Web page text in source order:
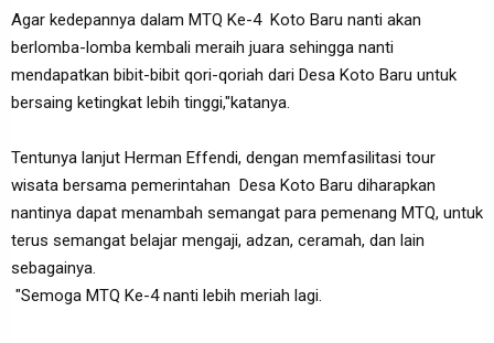
Agar kedepannya dalam MTQ Ke-4 Koto Baru nanti akan
berlomba-lomba kembali meraih juara sehingga nanti
mendapatkan bibit-bibit qori-qoriah dari Desa Koto Baru untuk
bersaing ketingkat lebih tinggi,"katanya.
Tentunya lanjut Herman Effendi, dengan memfasilitasi tour
wisata bersama pemerintahan Desa Koto Baru diharapkan
nantinya dapat menambah semangat para pemenang MTQ, untuk
terus semangat belajar mengaji, adzan, ceramah, dan lain
sebagainya.
"Semoga MTQ Ke-4 nanti lebih meriah lagi.